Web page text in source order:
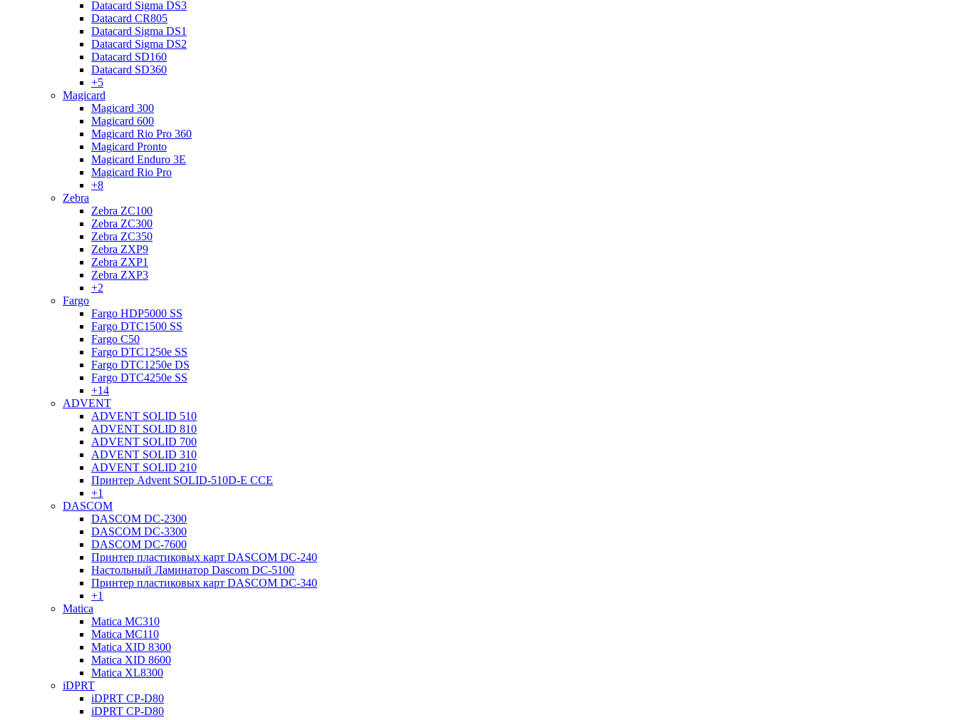
Datacard Sigma DS3
Datacard CR805
Datacard Sigma DS1
Datacard Sigma DS2
Datacard SD160
Datacard SD360
+5
Magicard
Magicard 300
Magicard 600
Magicard Rio Pro 360
Magicard Pronto
Magicard Enduro 3E
Magicard Rio Pro
+8
Zebra
Zebra ZC100
Zebra ZC300
Zebra ZC350
Zebra ZXP9
Zebra ZXP1
Zebra ZXP3
+2
Fargo
Fargo HDP5000 SS
Fargo DTC1500 SS
Fargo C50
Fargo DTC1250e SS
Fargo DTC1250e DS
Fargo DTC4250e SS
+14
ADVENT
ADVENT SOLID 510
ADVENT SOLID 810
ADVENT SOLID 700
ADVENT SOLID 310
ADVENT SOLID 210
Принтер Advent SOLID-510D-E CCE
+1
DASCOM
DASCOM DC-2300
DASCOM DC-3300
DASCOM DC-7600
Принтер пластиковых карт DASCOM DC-240
Настольный Ламинатор Dascom DC-5100
Принтер пластиковых карт DASCOM DC-340
+1
Matica
Matica MC310
Matica MC110
Matica XID 8300
Matica XID 8600
Matica XL8300
iDPRT
iDPRT CP-D80
iDPRT CP-D80